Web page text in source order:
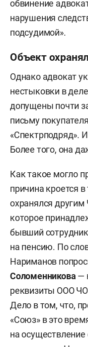
обвинение
нарушения
подсудимой».
Объект
Однако адвокат
нестыковки в
допущены почти
письму
«Спектрподряд».
Более того, она
Как такое могло
причина кроется
охранялся
которое
бывший
на пенсию. По
Нариманов
Соломенникова —
реквизиты ООО
Дело в том, что,
«Союз» в это
на осуществление